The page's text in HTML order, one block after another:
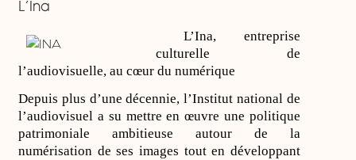
L’Ina
L’Ina, entreprise
culturelle de
l’audiovisuelle, au cœur du numérique
Depuis plus d’une décennie, l’Institut national de
l’audiovisuel a su mettre en œuvre une politique
patrimoniale ambitieuse autour de la
numérisation de ses images tout en développant